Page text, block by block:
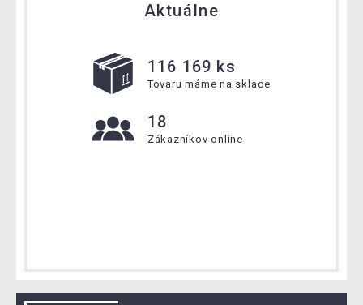
Aktuálne
116 169 ks
Tovaru máme na sklade
18
Zákazníkov online